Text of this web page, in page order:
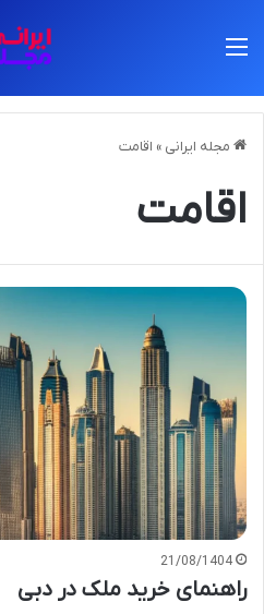
مجله ایرانی » اقامت
اقامت
21/08/1404
راهنمای خرید ملک در دبی